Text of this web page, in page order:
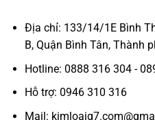
Địa chỉ: 133/14/1E Bình
B, Quận Bình Tân, Thành
Hotline: 0888 316 304 -
Hỗ trợ: 0946 310 316
Mail: